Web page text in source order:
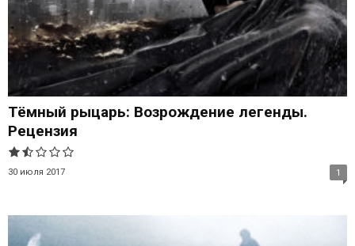
Тёмный рыцарь: Возрождение легенды.
Рецензия
30 июля 2017 1